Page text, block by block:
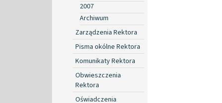
2007
Archiwum
Zarządzenia Rektora
Pisma okólne Rektora
Komunikaty Rektora
Obwieszczenia
Rektora
Oświadczenia